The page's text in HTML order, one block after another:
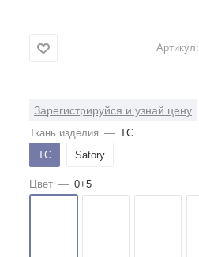
Артикул:
Зарегистрируйся и узнай цену
Ткань изделия — ТС
ТС
Satory
Цвет — 0+5